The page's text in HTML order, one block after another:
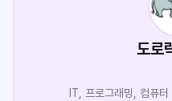
도로
IT, 프로그래밍, 컴퓨